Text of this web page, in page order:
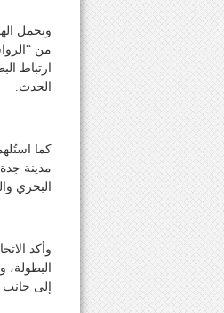
وتحمل
من
ارتباط
الحدث.
كما
مدينة
البحري
وأكد
إلى